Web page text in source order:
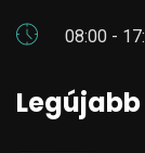
08:00 -